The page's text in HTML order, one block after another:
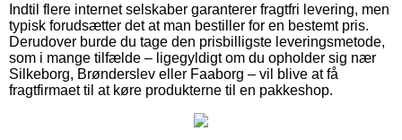
Indtil flere internet selskaber garanterer fragtfri levering, men
typisk forudsætter det at man bestiller for en bestemt pris.
Derudover burde du tage den prisbilligste leveringsmetode,
som i mange tilfælde – ligegyldigt om du opholder sig nær
Silkeborg, Brønderslev eller Faaborg – vil blive at få
fragtfirmaet til at køre produkterne til en pakkeshop.